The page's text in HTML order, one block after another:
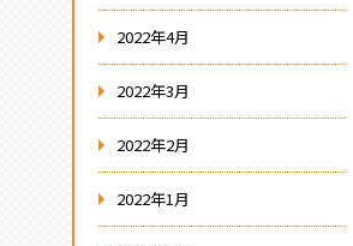
2022年4月
2022年3月
2022年2月
2022年1月